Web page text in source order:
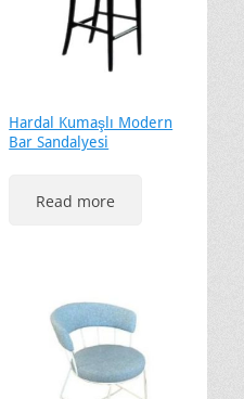
Hardal Kumaşlı Modern
Bar Sandalyesi
Read more